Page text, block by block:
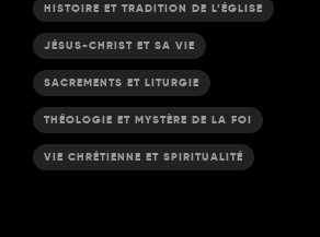
HISTOIRE ET TRADITION DE L’ÉGLISE
JÉSUS-CHRIST ET SA VIE
SACREMENTS ET LITURGIE
THÉOLOGIE ET MYSTÈRE DE LA FOI
VIE CHRÉTIENNE ET SPIRITUALITÉ